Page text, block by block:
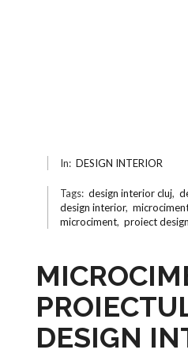
In: DESIGN INTERIOR
Tags: design interior cluj,
design interior,
microciment, proiect
DESIGN